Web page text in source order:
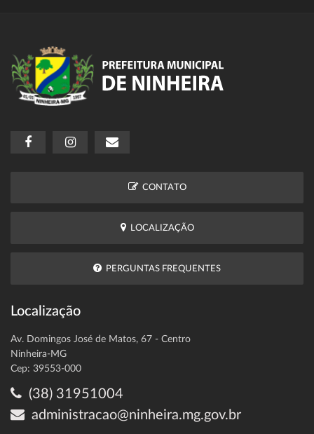
CONTATO
LOCALIZAÇÃO
PERGUNTAS FREQUENTES
Localização
Av. Domingos José de Matos, 67 - Centro
Ninheira-MG
Cep: 39553-000
(38) 31951004
administracao@ninheira.mg.gov.br